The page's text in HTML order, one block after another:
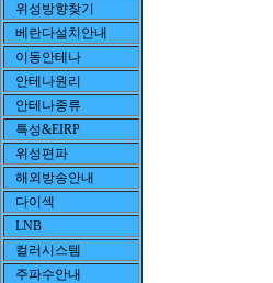
위성방향찾기
베란다설치안내
이동안테나
안테나원리
안테나종류
특성&EIRP
위성편파
해외방송안내
다이섹
LNB
컬러시스템
주파수안내